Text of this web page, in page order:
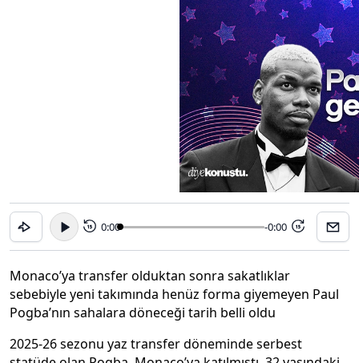
15 0:00 -0:00 15
Monaco’ya transfer olduktan sonra sakatlıklar
sebebiyle yeni takımında henüz forma giyemeyen Paul
Pogba’nın sahalara döneceği tarih belli oldu
2025-26 sezonu yaz transfer döneminde serbest